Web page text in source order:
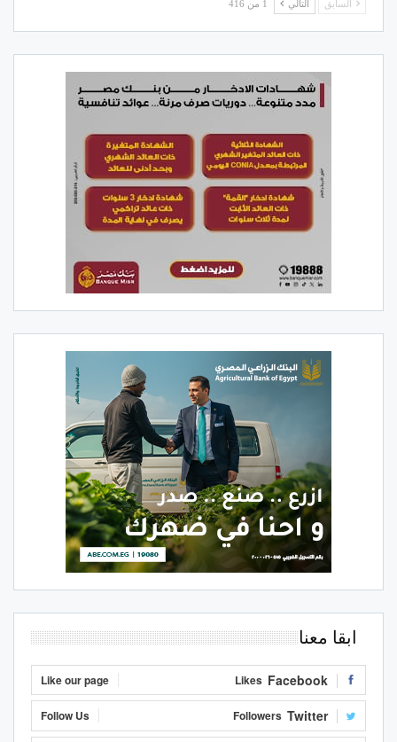
السابق التالي 1 من 416
ابقا معنا
Facebook
Likes
Like our page
Twitter
Followers
Follow Us